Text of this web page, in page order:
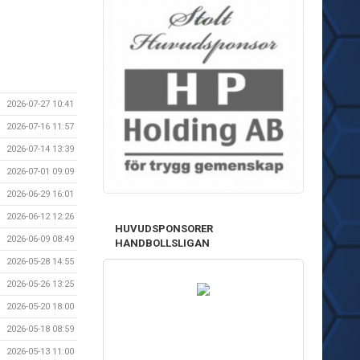
2026-07-27 10:41
2026-07-16 11:57
2026-07-14 13:39
2026-07-01 09:09
2026-06-29 16:01
2026-06-12 12:26
2026-06-09 08:49
2026-05-28 14:55
2026-05-26 13:25
2026-05-20 18:00
2026-05-18 08:59
2026-05-13 11:00
HUVUDSPONSORER
HANDBOLLSLIGAN